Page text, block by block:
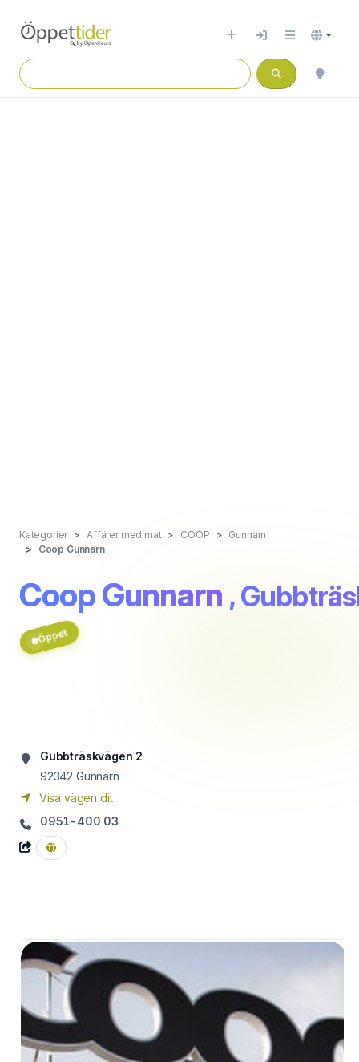
Kategorier Affärer med mat COOP
Gunnarn
Coop Gunnarn
Coop Gunnarn ,
Öppet
Gubbträskvägen 2
92342 Gunnarn
Visa vägen dit
0951-400 03